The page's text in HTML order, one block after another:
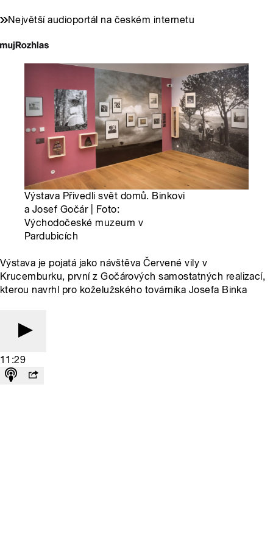
Největší audioportál na českém internetu
Výstava Přivedli svět domů. Binkovi
a Josef Gočár | Foto:
Východočeské muzeum v
Pardubicích
Výstava je pojatá jako návštěva Červené vily v
Krucemburku, první z Gočárových samostatných realizací,
kterou navrhl pro koželužského továrníka Josefa Binka
11:29